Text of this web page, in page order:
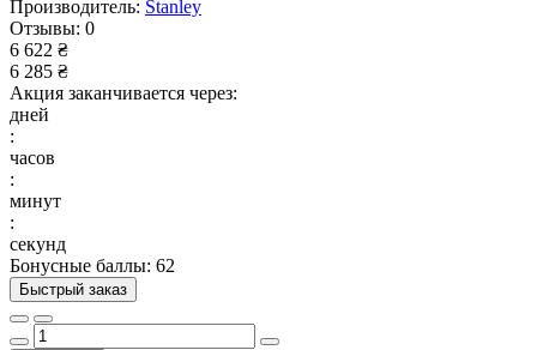
Производитель: Stanley
Отзывы: 0
6 622 ₴
6 285 ₴
Акция заканчивается через:
дней
:
часов
:
минут
:
секунд
Бонусные баллы: 62
Быстрый заказ